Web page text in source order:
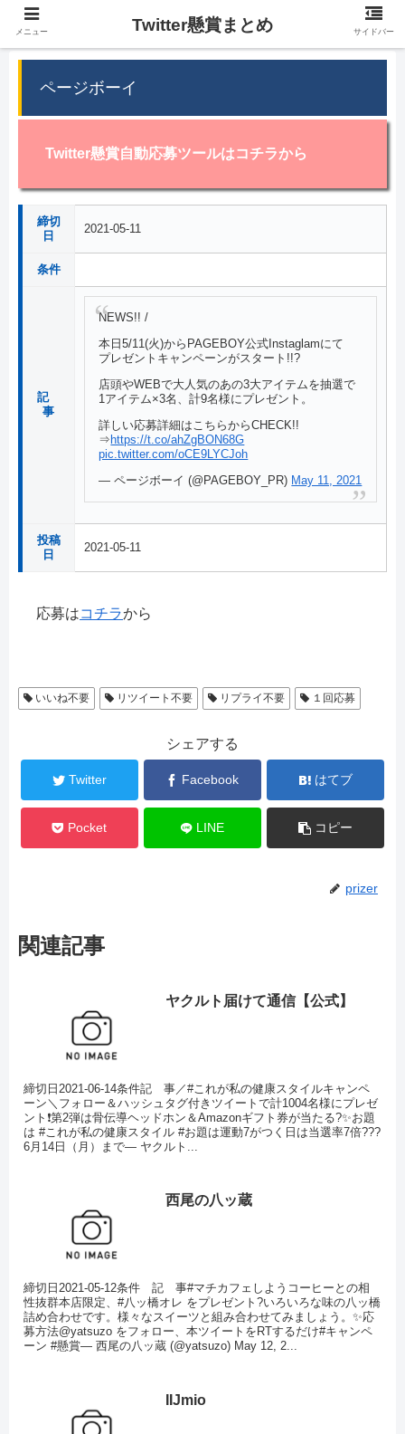
ページボーイ
Twitter懸賞自動応募ツールはコチラから
締切
日
2021-05-11
条件
記
事
NEWS!! /
本日5/11(火)からPAGEBOY公式Instaglamにて
プレゼントキャンペーンがスタート!!?
店頭やWEBで大人気のあの3大アイテムを抽選で
1アイテム×3名、計9名様にプレゼント。
詳しい応募詳細はこちらからCHECK!!
⇒ https://t.co/ahZgBON68G
pic.twitter.com/oCE9LYCJoh
— ページボーイ (@PAGEBOY_PR) May 11, 2021
投稿
日
2021-05-11
応募はコチラから
いいね不要 リツイート不要 リプライ不要 １回応募
シェアする
Twitter Facebook はてブ
Pocket LINE コピー
prizer
関連記事
ヤクルト届けて通信【公式】
締切日2021-06-14条件記 事／#これが私の健康スタイルキャンペ
ーン＼フォロー＆ハッシュタグ付きツイートで計1004名様にプレゼ
ント❗️第2弾は骨伝導ヘッドホン＆Amazonギフト券が当たる?✨お題
は #これが私の健康スタイル #お題は運動7がつく日は当選率7倍???
6月14日（月）まで— ヤクルト...
西尾の八ッ蔵
締切日2021-05-12条件 記 事#マチカフェしようコーヒーとの相
性抜群本店限定、#八ッ橋オレ をプレゼント?いろいろな味の八ッ橋
詰め合わせです。様々なスイーツと組み合わせてみましょう。✨応
募方法@yatsuzo をフォロー、本ツイートをRTするだけ#キャンペ
ーン #懸賞— 西尾の八ッ蔵 (@yatsuzo) May 12, 2...
IIJmio
メニュー Twitter懸賞まとめ サイドバー